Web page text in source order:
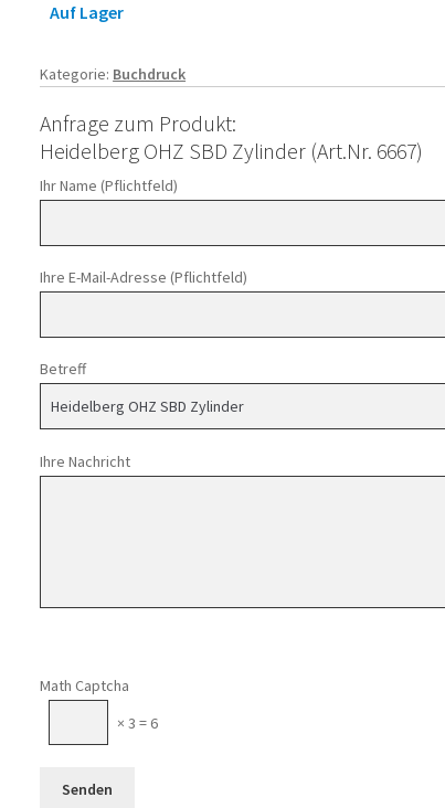
Auf Lager
Kategorie: Buchdruck
Anfrage zum Produkt:
Heidelberg OHZ SBD Zylinder (Art.Nr. 6667)
Ihr Name (Pflichtfeld)
Ihre E-Mail-Adresse (Pflichtfeld)
Betreff
Ihre Nachricht
Math Captcha
× 3 = 6